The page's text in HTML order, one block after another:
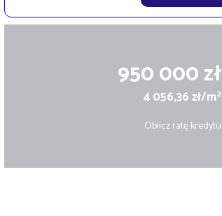
950 000 zł
4 056,36 zł/m2
Oblicz ratę kredytu